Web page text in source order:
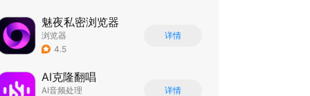
魅夜私密浏览器
浏览器
4.5
详情
AI克隆翻唱
AI音频处理
详情